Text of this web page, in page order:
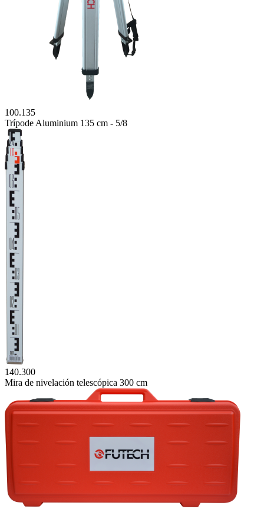
100.135
Trípode Aluminium 135 cm - 5/8
140.300
Mira de nivelación telescópica 300 cm